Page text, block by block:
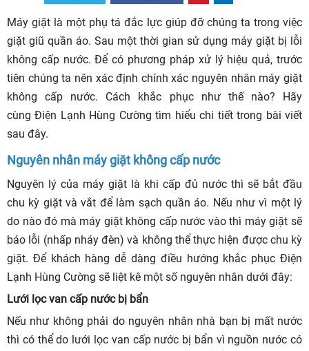
Máy giặt là một phụ tá đắc lực giúp đỡ chúng ta trong việc
giặt giũ quần áo. Sau một thời gian sử dụng máy giặt bị lỗi
không cấp nước. Để có phương pháp xử lý hiệu quả, trước
tiên chúng ta nên xác định chính xác nguyên nhân máy giặt
không cấp nước. Cách khắc phục như thế nào? Hãy
cùng Điện Lạnh Hùng Cường tìm hiểu chi tiết trong bài viết
sau đây.
Nguyên nhân máy giặt không cấp nước
Nguyên lý của máy giặt là khi cấp đủ nước thì sẽ bắt đầu
chu kỳ giặt và vắt để làm sạch quần áo. Nếu như vì một lý
do nào đó mà máy giặt không cấp nước vào thì máy giặt sẽ
báo lỗi (nhấp nháy đèn) và không thể thực hiện được chu kỳ
giặt. Để khách hàng dễ dàng điều hướng khắc phục Điện
Lạnh Hùng Cường sẽ liệt kê một số nguyên nhân dưới đây:
Lưới lọc van cấp nước bị bẩn
Nếu như không phải do nguyên nhân nhà bạn bị mất nước
thì có thể do lưới lọc van cấp nước bị bẩn vì nguồn nước có